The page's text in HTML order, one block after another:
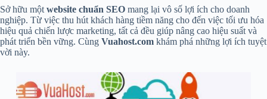
Sở hữu một website chuẩn SEO mang lại vô số lợi ích cho doanh
nghiệp. Từ việc thu hút khách hàng tiềm năng cho đến việc tối ưu hóa
hiệu quả chiến lược marketing, tất cả đều giúp nâng cao hiệu suất và
phát triển bền vững. Cùng Vuahost.com khám phá những lợi ích tuyệt
vời này.